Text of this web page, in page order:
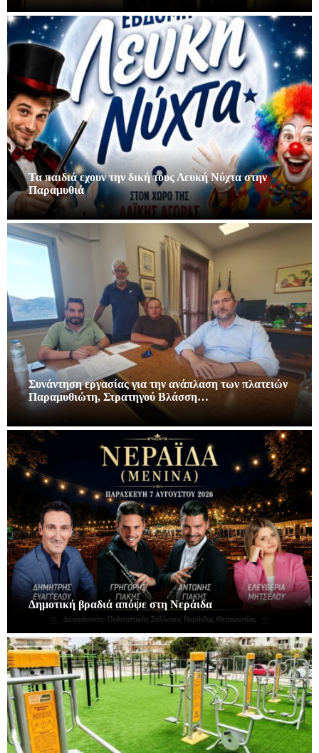
Τα παιδιά εχουν την δική τους Λευκή Νύχτα στην
Παραμυθιά
Συνάντηση εργασίας για την ανάπλαση των πλατειών
Παραμυθιώτη, Στρατηγού Βλάσση…
Δημοτική βραδιά απόψε στη Νεράιδα